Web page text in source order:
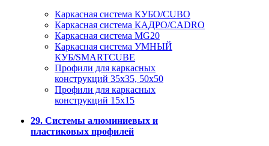
Каркасная система КУБО/CUBO
Каркасная система КАДРО/CADRO
Каркасная система MG20
Каркасная система УМНЫЙ
КУБ/SMARTCUBE
Профили для каркасных
конструкций 35x35, 50x50
Профили для каркасных
конструкций 15х15
29. Системы алюминиевых и
пластиковых профилей